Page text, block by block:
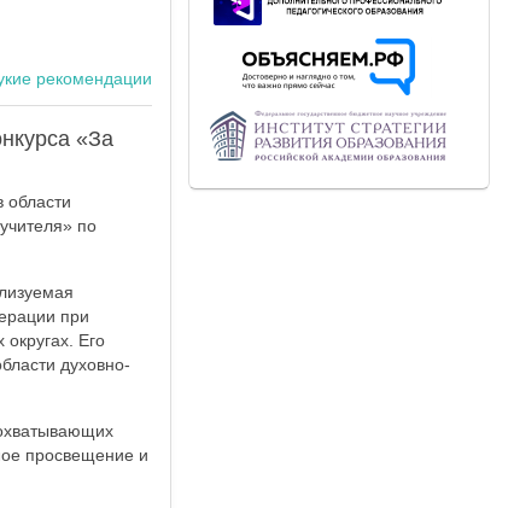
рекомендации
«За
области
по
при
Его
духовно-
просвещение и